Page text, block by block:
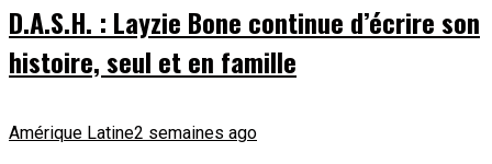
D.A.S.H. : Layzie Bone continue d’écrire son
histoire, seul et en famille
Amérique Latine2 semaines ago